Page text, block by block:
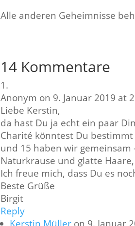
Alle anderen Geheimnisse
14 Kommentare
Anonym on 9. Januar 2019 at
Liebe Kerstin,
da hast Du ja echt ein paar
Charité könntest Du
und 15 haben wir
Naturkrause und glatte
Ich freue mich, dass Du es
Beste Grüße
Birgit
Reply
Kerstin Müller on 9. Januar